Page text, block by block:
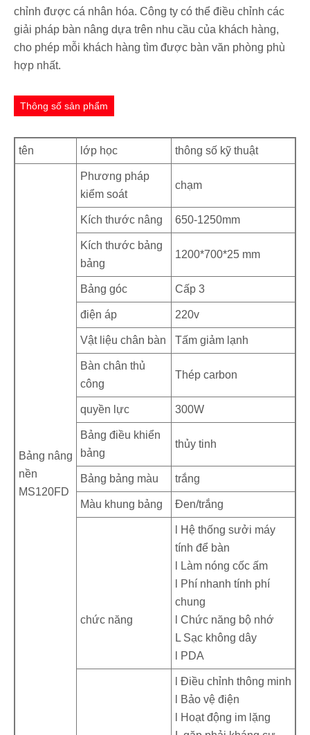
chỉnh được cá nhân hóa. Công ty có thể điều chỉnh các
giải pháp bàn nâng dựa trên nhu cầu của khách hàng,
cho phép mỗi khách hàng tìm được bàn văn phòng phù
hợp nhất.
Thông số sản phẩm
tên lớp học thông số kỹ thuật
Bảng nâng
nền
MS120FD
Phương pháp
kiểm soát
chạm
Kích thước nâng 650-1250mm
Kích thước bảng
bảng
1200*700*25 mm
Bảng góc Cấp 3
điện áp 220v
Vật liệu chân bàn Tấm giảm lạnh
Bàn chân thủ
công
Thép carbon
quyền lực 300W
Bảng điều khiển
bảng
thủy tinh
Bảng bảng màu trắng
Màu khung bảng Đen/trắng
chức năng
l Hệ thống sưởi máy
tính để bàn
l Làm nóng cốc ấm
l Phí nhanh tính phí
chung
l Chức năng bộ nhớ
L Sạc không dây
l PDA
l Điều chỉnh thông minh
l Bảo vệ điện
l Hoạt động im lặng